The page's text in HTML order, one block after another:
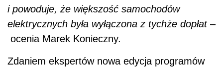
i powoduje, że większość samochodów
elektrycznych była wyłączona z tychże dopłat –
ocenia Marek Konieczny.
Zdaniem ekspertów nowa edycja programów